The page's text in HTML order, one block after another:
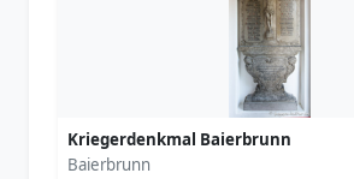
Kriegerdenkmal Baierbrunn
Baierbrunn